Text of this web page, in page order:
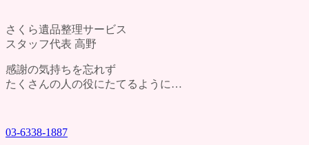
さくら遺品整理サービス
スタッフ代表 高野
感謝の気持ちを忘れず
たくさんの人の役にたてるように…
03-6338-1887